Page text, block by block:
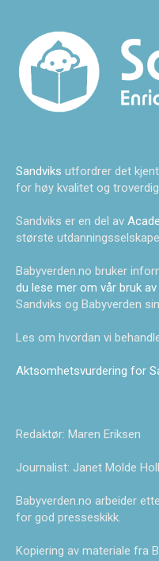
Sandviks utfordrer det
for høy kvalitet og
Sandviks er en del av
største
Babyverden.no bruker
du lese mer om vår bruk
Sandviks og Babyverden
Les om hvordan vi
Aktsomhetsvurdering for
Redaktør: Maren Eriksen
Journalist: Janet Molde
Babyverden.no arbeider
for god presseskikk.
Kopiering av materiale fra